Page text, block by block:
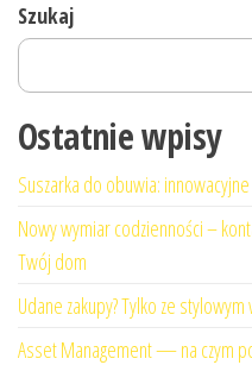
Szukaj
Ostatnie wpisy
Suszarka do obuwia:
Nowy wymiar codzienności –
Twój dom
Udane zakupy? Tylko ze
Asset Management — na czym